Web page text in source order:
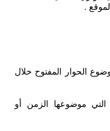
.
الحوار المفتوح خلال
موضوعها الزمن أو